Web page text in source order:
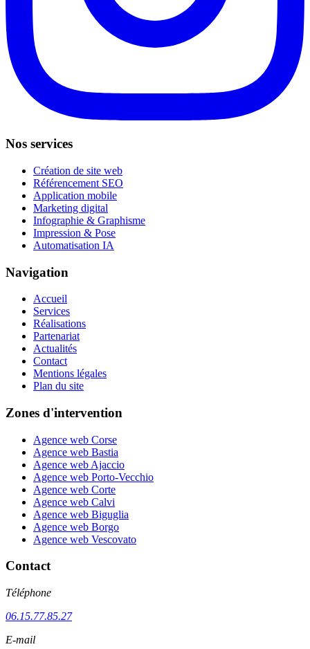
Nos services
Création de site web
Référencement SEO
Application mobile
Marketing digital
Infographie & Graphisme
Impression & Pose
Automatisation IA
Navigation
Accueil
Services
Réalisations
Partenariat
Actualités
Contact
Mentions légales
Plan du site
Zones d'intervention
Agence web Corse
Agence web Bastia
Agence web Ajaccio
Agence web Porto-Vecchio
Agence web Corte
Agence web Calvi
Agence web Biguglia
Agence web Borgo
Agence web Vescovato
Contact
Téléphone
06.15.77.85.27
E-mail